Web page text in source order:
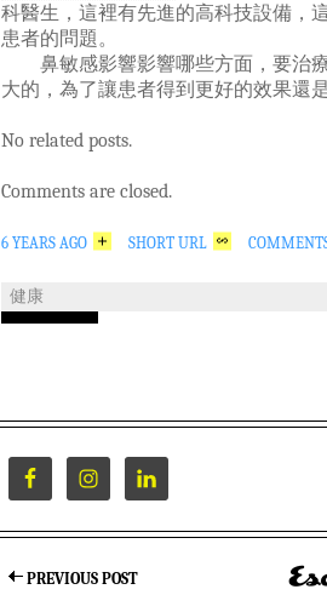
科醫生，這裡有先進的高科技設備，
患者的問題。
鼻敏感影響影響哪些方面，要治療
大的，為了讓患者得到更好的效果還
No related posts.
Comments are closed.
6 YEARS AGO SHORT URL
健康
PREVIOUS POST